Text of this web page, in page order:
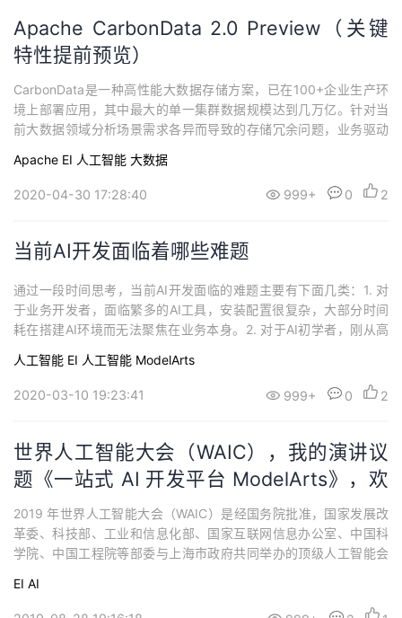
Apache CarbonData 2.0 Preview（关键
特性提前预览）
CarbonData是一种高性能大数据存储方案，已在100+企业生产环
境上部署应用，其中最大的单一集群数据规模达到几万亿。针对当
前大数据领域分析场景需求各异而导致的存储冗余问题，业务驱动
合数据存储方案，以一份数据同时支持多种应用场景，万亿数据规
模，查询性能秒级响应。
Apache EI 人工智能 大数据
2020-04-30 17:28:40 999+ 0 2
当前AI开发面临着哪些难题
通过一段时间思考，当前AI开发面临的难题主要有下面几类：1. 对
于业务开发者，面临繁多的AI工具，安装配置很复杂，大部分时间
耗在搭建AI环境而无法聚焦在业务本身。2. 对于AI初学者，刚从高
验，需要比较长的时间去学习模型调优。3. 对于AI工程师，也会有
不少痛点，比如说准备数据会非常累，尤其是数据的标注、筛选
人工智能 EI 人工智能 ModelArts
2020-03-10 19:23:41 999+ 0 2
世界人工智能大会（WAIC），我的演讲议
题《一站式 AI 开发平台 ModelArts》，欢
迎大家来交流
2019 年世界人工智能大会（WAIC）是经国务院批准，国家发展改
革委、科技部、工业和信息化部、国家互联网信息办公室、中国科
学院、中国工程院等部委与上海市政府共同举办的顶级人工智能会
日至 31 日 在上海举办。WAIC 开发者日是此届大会唯一一个面向开
发者的特色活动，将于8月31日在上海世博中心举办。开发者日包含
EI AI